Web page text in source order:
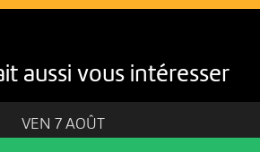
aussi vous intéresser
VEN 7 AOÛT